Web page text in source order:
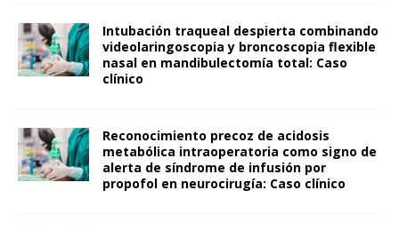
Intubación traqueal despierta combinando
videolaringoscopia y broncoscopia flexible
nasal en mandibulectomía total: Caso
clínico
Reconocimiento precoz de acidosis
metabólica intraoperatoria como signo de
alerta de síndrome de infusión por
propofol en neurocirugía: Caso clínico